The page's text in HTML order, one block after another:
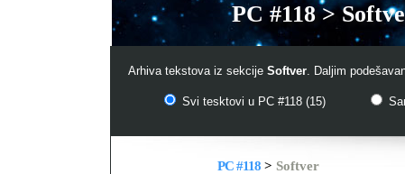
PC #118 >
Arhiva tekstova iz sekcije Softver. Daljim
Svi tesktovi u PC #118 (15)
PC #118 > Softver